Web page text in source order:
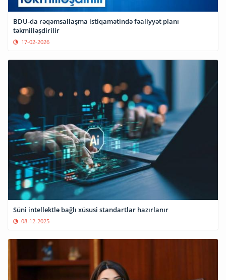
BDU-da rəqəmsallaşma istiqamətində fəaliyyət planı
təkmilləşdirilir
17-02-2026
Süni intellektlə bağlı xüsusi standartlar hazırlanır
08-12-2025